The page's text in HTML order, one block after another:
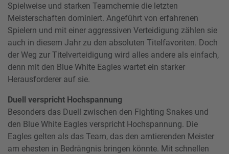
Spielweise und starken Teamchemie die letzten
Meisterschaften dominiert. Angeführt von erfahrenen
Spielern und mit einer aggressiven Verteidigung zählen sie
auch in diesem Jahr zu den absoluten Titelfavoriten. Doch
der Weg zur Titelverteidigung wird alles andere als einfach,
denn mit den Blue White Eagles wartet ein starker
Herausforderer auf sie.
Duell verspricht Hochspannung
Besonders das Duell zwischen den Fighting Snakes und
den Blue White Eagles verspricht Hochspannung. Die
Eagles gelten als das Team, das den amtierenden Meister
am ehesten in Bedrängnis bringen könnte. Mit schnellen